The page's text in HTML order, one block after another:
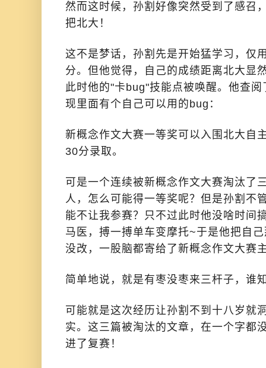
然而这时候，孙割好像突然受到了感召
把北大！
这不是梦话，孙割先是开始猛学习，仅
分。但他觉得，自己的成绩距离北大显
此时他的"卡bug"技能点被唤醒。他查
现里面有个自己可以用的bug：
新概念作文大赛一等奖可以入围北大自
30分录取。
可是一个连续被新概念作文大赛淘汰了
人，怎么可能得一等奖呢？但是孙割不
能不让我参赛？只不过此时他没啥时间
马医，搏一搏单车变摩托~于是他把自
没改，一股脑都寄给了新概念作文大赛
简单地说，就是有枣没枣来三杆子，谁
可能就是这次经历让孙割不到十八岁就
实。这三篇被淘汰的文章，在一个字都
进了复赛！